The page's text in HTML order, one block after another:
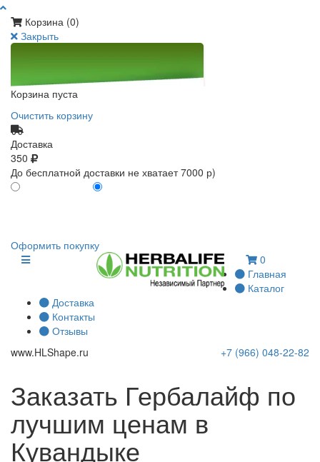
Корзина (0)
Закрыть
Корзина пуста
Очистить корзину
Доставка
350
До бесплатной доставки не хватает 7000 р)
Оформить покупку
0
Главная
Каталог
Доставка
Контакты
Отзывы
www.HLShape.ru +7 (966) 048-22-82
Заказать Гербалайф по
лучшим ценам в
Кувандыке